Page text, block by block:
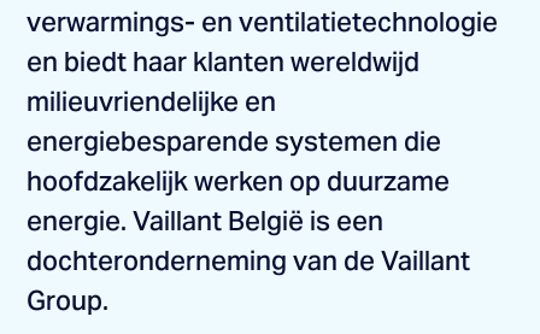
verwarmings- en ventilatietechnologie
en biedt haar klanten wereldwijd
milieuvriendelijke en
energiebesparende systemen die
hoofdzakelijk werken op duurzame
energie. Vaillant België is een
dochteronderneming van de Vaillant
Group.